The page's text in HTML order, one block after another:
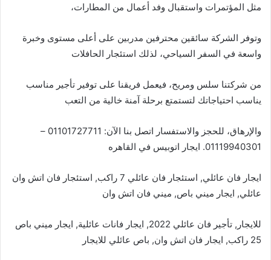
مثل المؤتمرات واستقبال وفد أعمال من المطارات،
وتوفر الشركة سائقين محترفين مدربين على أعلى مستوى وخبرة
واسعة في السفر السياحي، لذلك استئجار الحافلات
من شركتنا سلس ومريح، فيعمل فريقنا على توفير تأجير مناسب
يناسب احتياجاتك لتستمتع برحلة آمنة خالية من التعب
والإرهاق، للحجز والاستفسار اتصل بنا الآن: 01101727711 –
01119940301. ايجار اتوبيس في القاهره
ايجار فان عائلي, استئجار فان عائلي 7 راكب, استئجار فان اتش وان
عائلي, ايجار ميني باص, ميني فان اتش وان
للايجار, تأجير فان عائلي 2022, ايجار فانات عائلية, ايجار ميني باص
25 راكب, ايجار فان اتش وان, باص عائلي للايجار